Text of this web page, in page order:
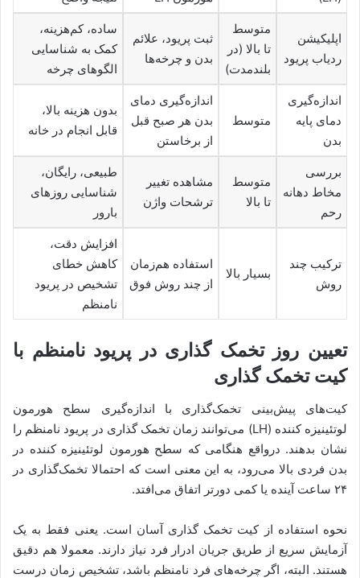
اپلیکیشن
ردیاب پریود
متوسط
تا بالا (در
بلندمدت)
ثبت پریود، علائم
بدن و چرخه‌ها
ساده، کم‌هزینه،
کمک به شناسایی
الگوهای چرخه
اندازه‌گیری
دمای پایه
بدن
متوسط
اندازه‌گیری دمای
بدن هر صبح قبل
از برخاستن
بدون هزینه بالا،
قابل انجام در خانه
بررسی
مخاط دهانه
رحم
متوسط
تا بالا
مشاهده تغییر
ترشحات واژن
طبیعی، رایگان،
شناسایی روزهای
بارور
ترکیب چند
روش
بسیار بالا
استفاده هم‌زمان
از چند روش فوق
افزایش دقت،
کاهش خطای
تشخیص در پریود
نامنظم
تعیین روز تخمک گذاری در پریود نامنظم با
کیت تخمک گذاری
کیت‌های پیش‌بینی تخمک‌گذاری با اندازه‌گیری سطح هورمون
لوتئینیزه کننده (LH) می‌توانند زمان تخمک گذاری در پریود نامنظم را
نشان بدهند. درواقع هنگامی که سطح هورمون لوتئینیزه کننده در
بدن فردی بالا می‌رود، به این معنی است که احتمالا تخمک‌گذاری در
۲۴ ساعت آینده یا کمی دورتر اتفاق می‌افتد.
نحوه استفاده از کیت تخمک گذاری آسان است. یعنی فقط به یک
آزمایش سریع از طریق جریان ادرار فرد نیاز دارند. معمولا هم دقیق
هستند. البته، اگر چرخه‌های فرد نامنظم باشد، تشخیص زمان درست